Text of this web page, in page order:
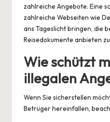
zahlreiche Angebote. Eine
zahlreiche Webseiten wie
ans Tageslicht bringen, die
Reisedokumente anbieten
Wie schützt
illegalen
Wenn Sie sicherstellen
Betrüger hereinfallen,